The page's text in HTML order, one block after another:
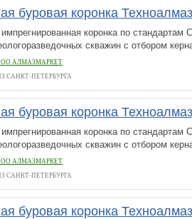
буровая коронка
коронка по
скважин с отбором
АЛМАЗМАРКЕТ
САНКТ-ПЕТЕРБУРГА
буровая коронка
коронка по
скважин с отбором
АЛМАЗМАРКЕТ
САНКТ-ПЕТЕРБУРГА
буровая коронка